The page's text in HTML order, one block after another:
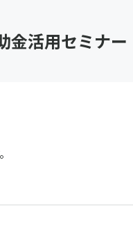
金活用セミナー